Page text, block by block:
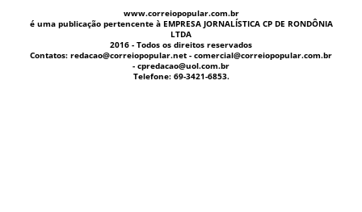
www.correiopopular.com.br
é uma publicação pertencente à EMPRESA JORNALÍSTICA CP DE RONDÔNIA
LTDA
2016 - Todos os direitos reservados
Contatos: redacao@correiopopular.net - comercial@correiopopular.com.br
- cpredacao@uol.com.br
Telefone: 69-3421-6853.